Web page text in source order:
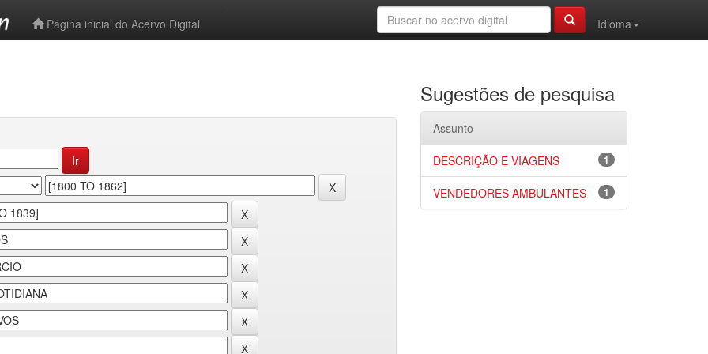
Página inicial do Acervo Digital
Idioma
Sugestões de pesquisa
Assunto
1
DESCRIÇÃO E VIAGENS
1
VENDEDORES AMBULANTES